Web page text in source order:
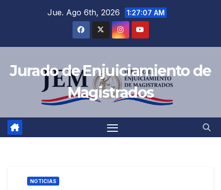
Jue. Ago 6th, 2026 1:27:08 AM
Jurado de Enjuiciamiento de
Magistrados
NOTICIAS